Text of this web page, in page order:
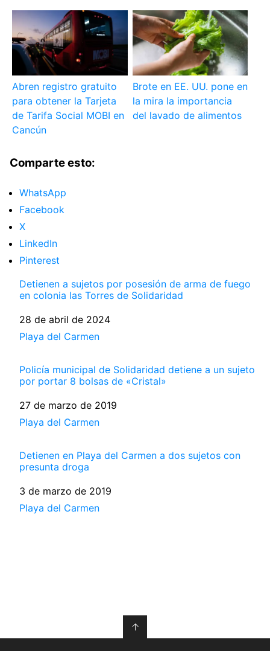
Abren registro gratuito
para obtener la Tarjeta
de Tarifa Social MOBI en
Cancún
Brote en EE. UU. pone en
la mira la importancia
del lavado de alimentos
Comparte esto:
WhatsApp
Facebook
X
LinkedIn
Pinterest
Detienen a sujetos por posesión de arma de fuego
en colonia las Torres de Solidaridad
Fecha
28 de abril de 2024
Respecto a
Playa del Carmen
Policía municipal de Solidaridad detiene a un sujeto
por portar 8 bolsas de «Cristal»
Fecha
27 de marzo de 2019
Respecto a
Playa del Carmen
Detienen en Playa del Carmen a dos sujetos con
presunta droga
Fecha
3 de marzo de 2019
Respecto a
Playa del Carmen
↑